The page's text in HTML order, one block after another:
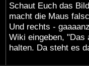
Schaut Euch das
macht die Maus
Und rechts -
Wiki eingeben, "Das
halten. Da steht es